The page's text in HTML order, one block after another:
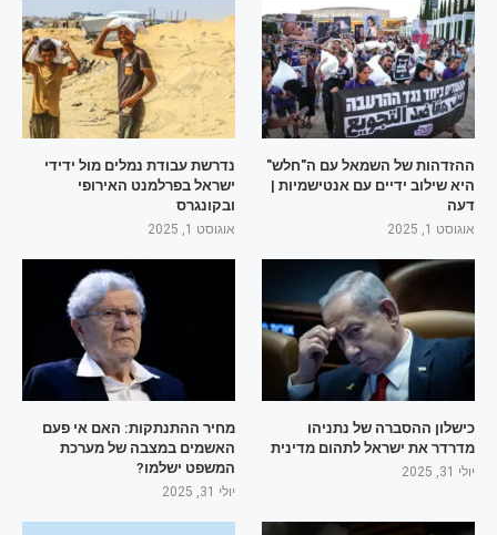
ההזדהות של השמאל עם ה"חלש"
היא שילוב ידיים עם אנטישמיות |
דעה
אוגוסט 1, 2025
נדרשת עבודת נמלים מול ידידי
ישראל בפרלמנט האירופי
ובקונגרס
אוגוסט 1, 2025
כישלון ההסברה של נתניהו
מדרדר את ישראל לתהום מדינית
יולי 31, 2025
מחיר ההתנתקות: האם אי פעם
האשמים במצבה של מערכת
המשפט ישלמו?
יולי 31, 2025